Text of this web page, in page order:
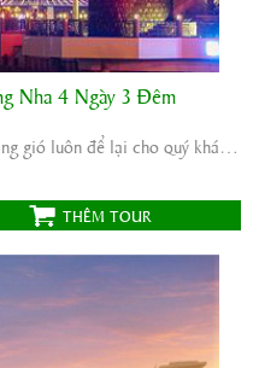
Nha 4 Ngày 3 Đêm
Du lịch về với dải đất miền Trung nắng gió luôn để lại cho quý khách những ấn tượng sâu ...
THÊM TOUR